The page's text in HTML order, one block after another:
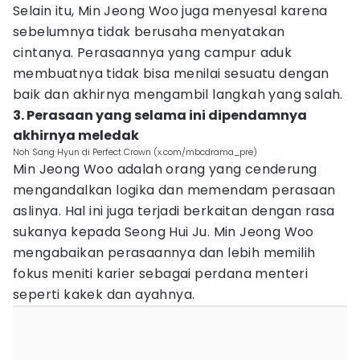
Selain itu, Min Jeong Woo juga menyesal karena
sebelumnya tidak berusaha menyatakan
cintanya. Perasaannya yang campur aduk
membuatnya tidak bisa menilai sesuatu dengan
baik dan akhirnya mengambil langkah yang salah.
3. Perasaan yang selama ini dipendamnya
akhirnya meledak
Noh Sang Hyun di Perfect Crown (x.com/mbcdrama_pre)
Min Jeong Woo adalah orang yang cenderung
mengandalkan logika dan memendam perasaan
aslinya. Hal ini juga terjadi berkaitan dengan rasa
sukanya kepada Seong Hui Ju. Min Jeong Woo
mengabaikan perasaannya dan lebih memilih
fokus meniti karier sebagai perdana menteri
seperti kakek dan ayahnya.